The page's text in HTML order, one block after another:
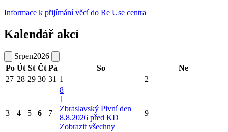
Informace k přijímání věcí do Re Use centra
Kalendář akcí
Srpen2026
Po Út St Čt Pá So
Ne
27 28 29 30 31 1 2
3 4 5 6 7
8
1
Zbraslavský Pivní den
8.8.2026 před KD
Zobrazit všechny
9